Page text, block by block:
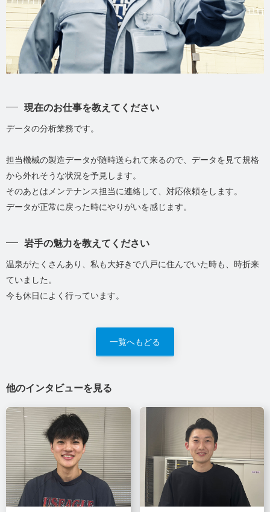
現在のお仕事を教えてください
データの分析業務です。
担当機械の製造データが随時送られて来るので、データを見て規格
から外れそうな状況を予見します。
そのあとはメンテナンス担当に連絡して、対応依頼をします。
データが正常に戻った時にやりがいを感じます。
岩手の魅力を教えてください
温泉がたくさんあり、私も大好きで八戸に住んでいた時も、時折来
ていました。
今も休日によく行っています。
一覧へもどる
他のインタビューを見る